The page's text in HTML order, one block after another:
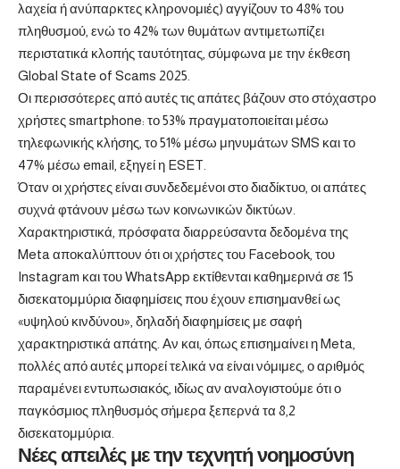
λαχεία ή ανύπαρκτες κληρονομιές) αγγίζουν το 48% του
πληθυσμού, ενώ το 42% των θυμάτων αντιμετωπίζει
περιστατικά κλοπής ταυτότητας, σύμφωνα με την έκθεση
Global State of Scams 2025.
Οι περισσότερες από αυτές τις απάτες βάζουν στο στόχαστρο
χρήστες smartphone: το 53% πραγματοποιείται μέσω
τηλεφωνικής κλήσης, το 51% μέσω μηνυμάτων SMS και το
47% μέσω email, εξηγεί η ESET.
Όταν οι χρήστες είναι συνδεδεμένοι στο διαδίκτυο, οι απάτες
συχνά φτάνουν μέσω των κοινωνικών δικτύων.
Χαρακτηριστικά, πρόσφατα διαρρεύσαντα δεδομένα της
Meta αποκαλύπτουν ότι οι χρήστες του Facebook, του
Instagram και του WhatsApp εκτίθενται καθημερινά σε 15
δισεκατομμύρια διαφημίσεις που έχουν επισημανθεί ως
«υψηλού κινδύνου», δηλαδή διαφημίσεις με σαφή
χαρακτηριστικά απάτης. Αν και, όπως επισημαίνει η Meta,
πολλές από αυτές μπορεί τελικά να είναι νόμιμες, ο αριθμός
παραμένει εντυπωσιακός, ιδίως αν αναλογιστούμε ότι ο
παγκόσμιος πληθυσμός σήμερα ξεπερνά τα 8,2
δισεκατομμύρια.
Νέες απειλές με την τεχνητή νοημοσύνη